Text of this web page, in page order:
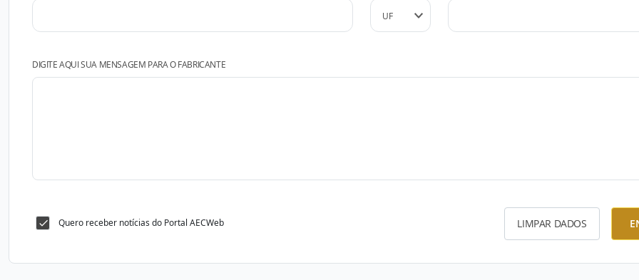
DIGITE AQUI SUA MENSAGEM PARA O FABRICANTE
Quero receber notícias do Portal AECWeb LIMPAR DADOS